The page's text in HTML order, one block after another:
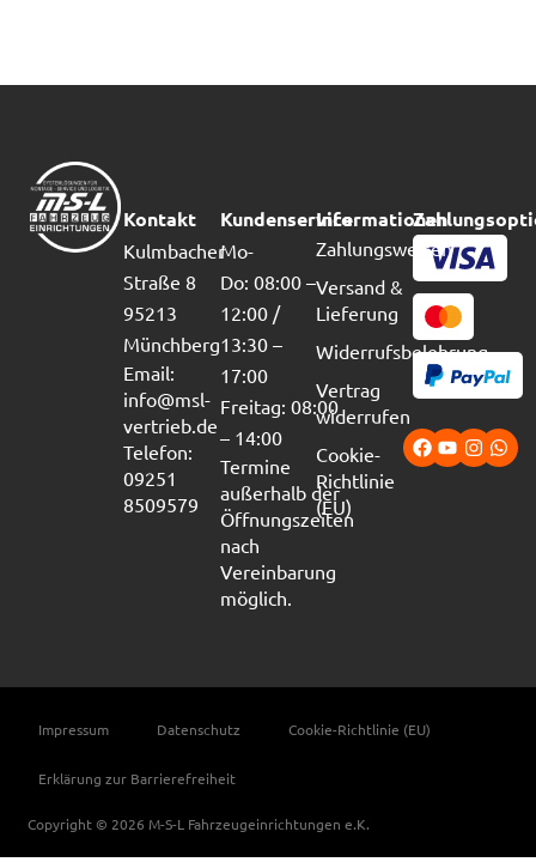
Kontakt
Kulmbacher
Straße 8
95213
Münchberg
Email:
info@msl-
vertrieb.de
Telefon:
09251
8509579
Kundenservice
Mo-
Do: 08:00 –
12:00 /
13:30 –
17:00
Freitag: 08:00
– 14:00
Termine
außerhalb der
Öffnungszeiten
nach
Vereinbarung
möglich.
Informationen
Zahlungsweisen
Versand &
Lieferung
Widerrufsbelehrung
Vertrag
widerrufen
Cookie-
Richtlinie
(EU)
Impressum Datenschutz Cookie-Richtlinie (EU)
Erklärung zur Barrierefreiheit
Copyright © 2026 M-S-L Fahrzeugeinrichtungen e.K.